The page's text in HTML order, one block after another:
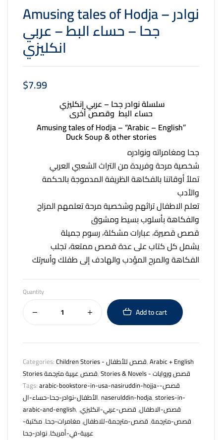
Amusing tales of Hodja – نوادر
جحا – حساء البط – عربي
انكليزي
$7.99
سلسلة نوادر جحا – عربي إنكليزي
حساء البط وقصص أخرى
Amusing tales of Hodja – “Arabic – English”
Duck Soup & other stories
جحا ومغامراته ونوادره
شخصية مرحة وفريدة من التراث الشعبي العربي
تملأ أوقاتنا بالفكاهة الظريفة المدموجة بالحكمة
والأدب
تعلم الاطفال تراثهم وشخصية مرحة تعلمهم المزاح
والفكاهة بأسلوب بسيط ومشوق
قصص قصيرة، عبارات مشكلة، رسوم جميلة
يشمل كل كتاب على عدة قصص ممتعة، تجلب
الفكاهة والمرح المؤدب والهادف إلى طفلك وأسرتك
Quantity
Add to cart
Categories: Children Stories - قصص للأطفال,Arabic + English
Stories قصص عربية مترجمة,
Stories & Novels - قصص وروايات
Tags:arabic-bookstore-in-usa-nasiruddin-hojja-قصص-
الأطفال-نوادر-جحا-حساء-ال, naserulddin-hodja,stories-in-
arabic-and-english, قصص-الاطفال,قصص-عربي-انكليزي,
قصص-مترجمة,قصص-مترجمة-للاطفال,مغامرات-جحا,مكتبة-
عربية-في-أمريكا,نوادر-جحا